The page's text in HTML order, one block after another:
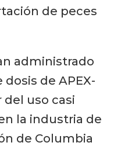
de peces
administrado
de APEX-
del uso casi
la industria de
de Columbia